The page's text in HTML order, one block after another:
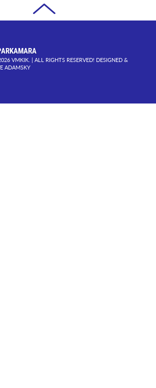
VMKIK. | ALL RIGHTS RESERVED! DESIGNED &
ADAMSKY